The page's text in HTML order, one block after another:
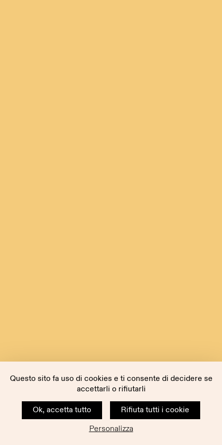
Questo sito fa uso di cookies e ti consente di decidere se
accettarli o rifiutarli
Ok, accetta tutto
Rifiuta tutti i cookie
Personalizza